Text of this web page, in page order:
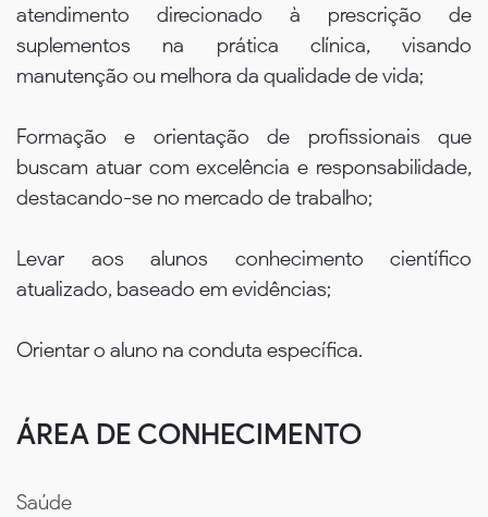
atendimento direcionado à prescrição de
suplementos na prática clínica, visando
manutenção ou melhora da qualidade de vida;
Formação e orientação de profissionais que
buscam atuar com excelência e responsabilidade,
destacando-se no mercado de trabalho;
Levar aos alunos conhecimento científico
atualizado, baseado em evidências;
Orientar o aluno na conduta específica.
ÁREA DE CONHECIMENTO
Saúde